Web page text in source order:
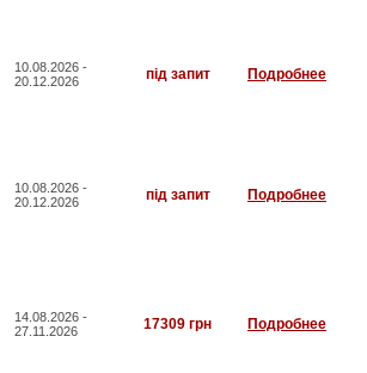
10.08.2026 -
20.12.2026
під запит Подробнее
10.08.2026 -
20.12.2026
під запит Подробнее
14.08.2026 -
27.11.2026
17309 грн Подробнее